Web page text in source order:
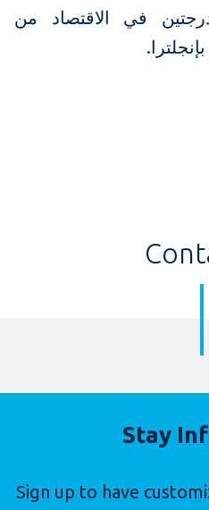
في الاقتصاد من
Stay
Sign up to have